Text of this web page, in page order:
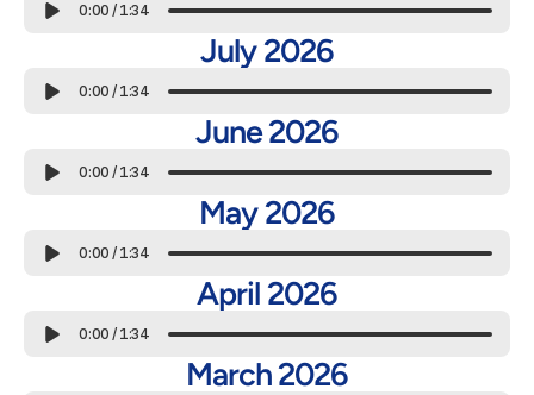
0:00 / 1:34
July 2026
0:00 / 1:34
June 2026
0:00 / 1:34
May 2026
0:00 / 1:34
April 2026
0:00 / 1:34
March 2026